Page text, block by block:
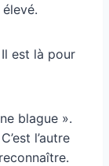
Il est là pour
blague ».
l’autre